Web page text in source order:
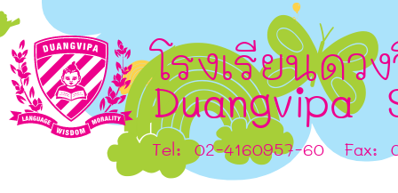
โรงเรียนดว
Duangvipa
Tel: 02-4160957-60 Fax:
E
D
EI
F